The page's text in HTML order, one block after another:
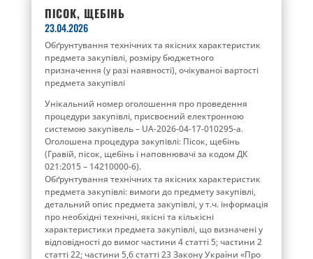
ПІСОК, ЩЕБІНЬ
23.04.2026
Обґрунтування технічних та якісних характеристик
предмета закупівлі, розміру бюджетного
призначення (у разі наявності), очікуваної вартості
предмета закупівлі
Унікальний номер оголошення про проведення
процедури закупівлі, присвоєний електронною
системою закупівель – UA-2026-04-17-010295-a.
Оголошена процедура закупівлі: Пісок, щебінь
(Гравій, пісок, щебінь і наповнювачі за кодом ДК
021:2015 – 14210000-6).
Обґрунтування технічних та якісних характеристик
предмета закупівлі: вимоги до предмету закупівлі,
детальний опис предмета закупівлі, у т.ч. інформація
про необхідні технічні, якісні та кількісні
характеристики предмета закупівлі, що визначені у
відповідності до вимог частини 4 статті 5; частини 2
статті 22; частини 5,6 статті 23 Закону України «Про